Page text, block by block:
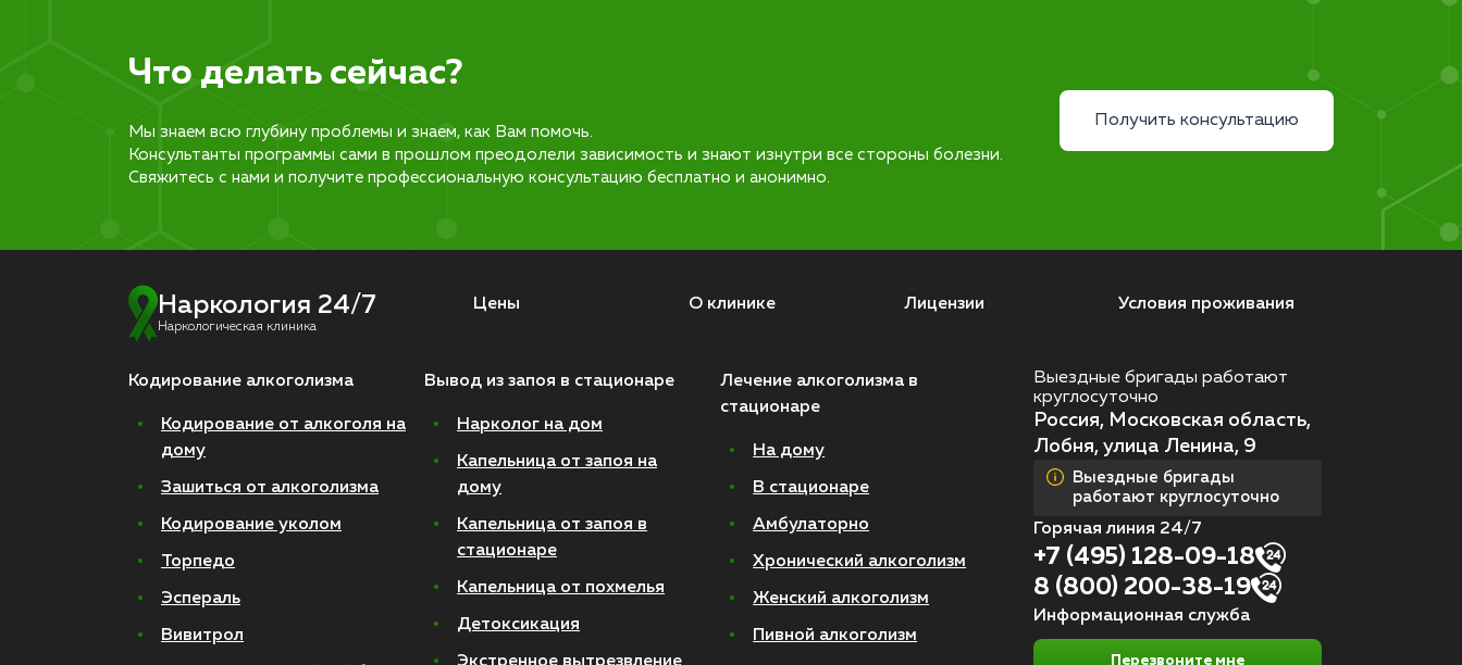
Что делать сейчас?
Мы знаем всю глубину проблемы и знаем, как Вам помочь.
Консультанты программы сами в прошлом преодолели зависимость и знают изнутри все стороны болезни.
Свяжитесь с нами и получите профессиональную консультацию бесплатно и анонимно.
Получить консультацию
Наркология 24/7
Наркологическая клиника
Цены О клинике Лицензии Условия проживания
Кодирование алкоголизма
Кодирование от алкоголя на
дому
Зашиться от алкоголизма
Кодирование уколом
Торпедо
Эспераль
Вивитрол
Вывод из запоя в стационаре
Нарколог на дом
Капельница от запоя на
дому
Капельница от запоя в
стационаре
Капельница от похмелья
Детоксикация
Лечение алкоголизма в
стационаре
На дому
В стационаре
Амбулаторно
Хронический алкоголизм
Женский алкоголизм
Пивной алкоголизм
Выездные бригады работают
круглосуточно
Россия, Московская область,
Лобня, улица Ленина, 9
Выездные бригады
работают круглосуточно
Горячая линия 24/7
+7 (495) 128-09-18
8 (800) 200-38-19
Информационная служба
Перезвоните мне